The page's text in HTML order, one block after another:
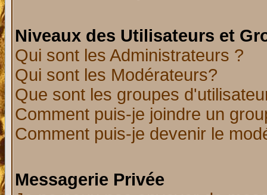
Niveaux des Utilisateurs et
Qui sont les Administrateurs ?
Qui sont les Modérateurs?
Que sont les groupes
Comment puis-je joindre un
Comment puis-je devenir le
Messagerie Privée